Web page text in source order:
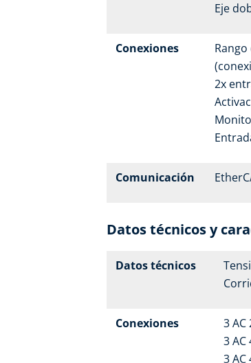
Eje
Conexiones
Rango
2x
Comunicación
Datos técnicos y
Datos técnicos
Conexiones
3 AC
3 AC
3 AC